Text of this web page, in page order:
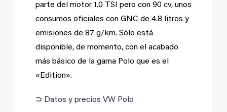
parte del motor 1.0 TSI pero con 90 cv, unos
consumos oficiales con GNC de 4.8 litros y
emisiones de 87 g/km. Sólo está
disponible, de momento, con el acabado
más básico de la gama Polo que es el
«Edition».
⊃ Datos y precios VW Polo